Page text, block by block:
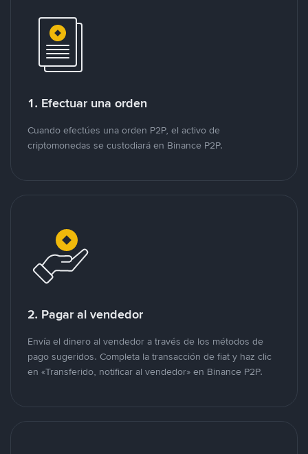
1. Efectuar una orden
Cuando efectúes una orden P2P, el activo de
criptomonedas se custodiará en Binance P2P.
2. Pagar al vendedor
Envía el dinero al vendedor a través de los métodos de
pago sugeridos. Completa la transacción de fiat y haz clic
en «Transferido, notificar al vendedor» en Binance P2P.